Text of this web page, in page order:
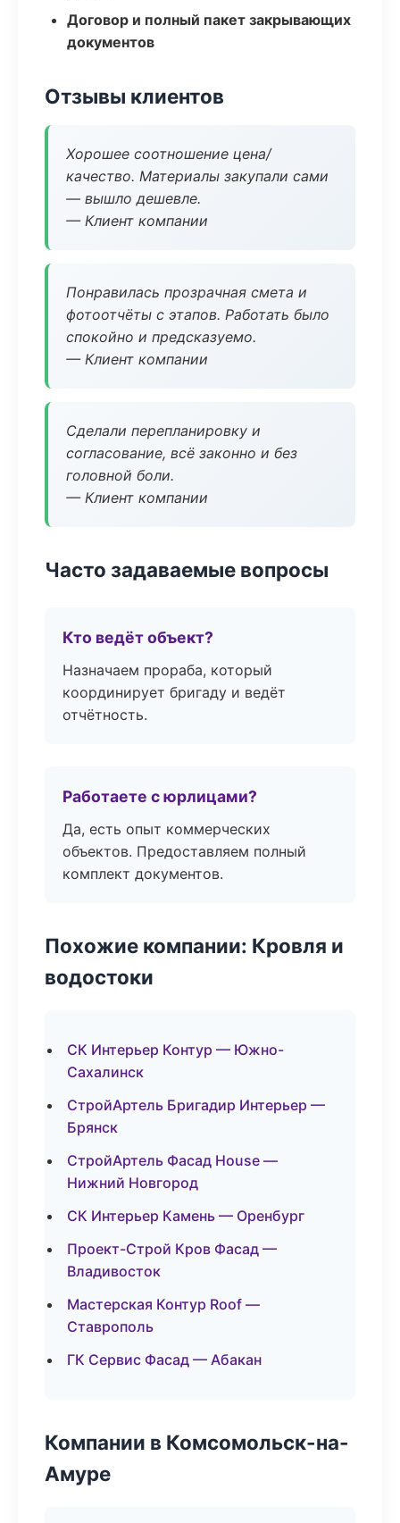
Договор и полный пакет закрывающих
документов
Отзывы клиентов
Хорошее соотношение цена/
качество. Материалы закупали сами
— вышло дешевле.
— Клиент компании
Понравилась прозрачная смета и
фотоотчёты с этапов. Работать было
спокойно и предсказуемо.
— Клиент компании
Сделали перепланировку и
согласование, всё законно и без
головной боли.
— Клиент компании
Часто задаваемые вопросы
Кто ведёт объект?
Назначаем прораба, который
координирует бригаду и ведёт
отчётность.
Работаете с юрлицами?
Да, есть опыт коммерческих
объектов. Предоставляем полный
комплект документов.
Похожие компании: Кровля и
водостоки
СК Интерьер Контур — Южно-
Сахалинск
СтройАртель Бригадир Интерьер —
Брянск
СтройАртель Фасад House —
Нижний Новгород
СК Интерьер Камень — Оренбург
Проект-Строй Кров Фасад —
Владивосток
Мастерская Контур Roof —
Ставрополь
ГК Сервис Фасад — Абакан
Компании в Комсомольск-на-
Амуре